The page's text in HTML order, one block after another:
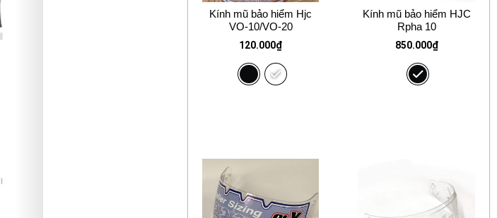
Kính mũ bảo hiểm Hjc
VO-10/VO-20
120.000₫
Kính mũ bảo hiểm HJC
Rpha 10
850.000₫